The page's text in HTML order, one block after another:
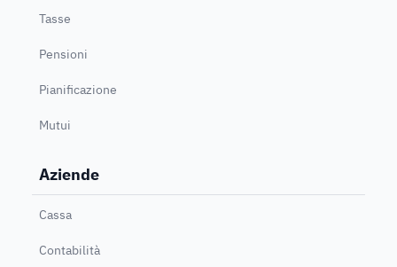
Tasse
Pensioni
Pianificazione
Mutui
Aziende
Cassa
Contabilità